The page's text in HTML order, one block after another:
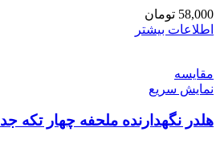
58,000 تومان
اطلاعات بیشتر
مقايسه
نمایش سریع
هلدر نگهدارنده ملحفه چهار تکه جدا